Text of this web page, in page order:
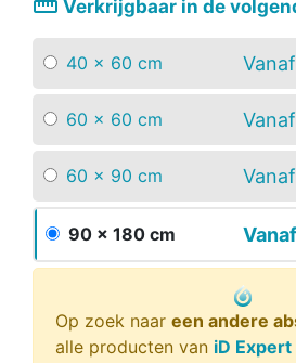
straighten Verkrijgbaar in de
40 x 60 cm Vanaf
60 x 60 cm Vanaf
60 x 90 cm Vanaf
90 x 180 cm Vanaf
Op zoek naar een andere
alle producten van iD